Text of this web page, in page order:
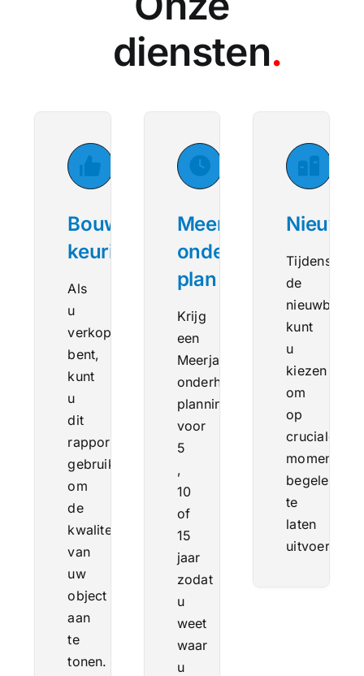
diensten.
Bouwkundige
keuring
Als
u
verkoper
bent,
kunt
u
dit
rapport
gebruiken
om
de
kwaliteit
van
uw
object
aan
te
tonen.
Meerjaren
onderhouds
plan
Krijg
een
Meerjaaren
onderhouds
planning
voor
5
,
10
of
15
jaar
zodat
u
weet
waar
u
Tijdens
de
nieuwbouw
kunt
u
kiezen
om
op
cruciale
momenten
begeleiding
te
laten
uitvoeren.